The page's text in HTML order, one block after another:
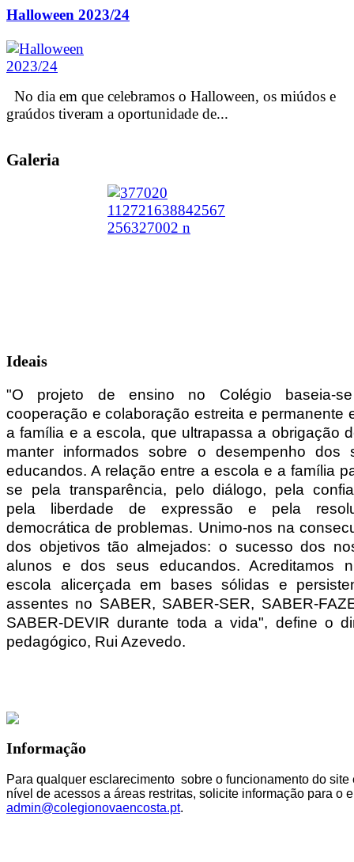
Halloween 2023/24
No dia em que celebramos o Halloween, os miúdos e
graúdos tiveram a oportunidade de...
Galeria
Ideais
"O projeto de ensino no Colégio baseia-
cooperação e colaboração estreita e permanente
a família e a escola, que ultrapassa a obrigação
manter informados sobre o desempenho dos
educandos. A relação entre a escola e a família
se pela transparência, pelo diálogo, pela
pela liberdade de expressão e pela
democrática de problemas. Unimo-nos na
dos objetivos tão almejados: o sucesso dos
alunos e dos seus educandos. Acreditamos
escola alicerçada em bases sólidas e
assentes no SABER, SABER-SER, SABER-
SABER-DEVIR durante toda a vida", define o
pedagógico, Rui Azevedo.
Informação
Para qualquer esclarecimento sobre o funcionamento do site
nível de acessos a áreas restritas, solicite informação para o
admin@colegionovaencosta.pt.